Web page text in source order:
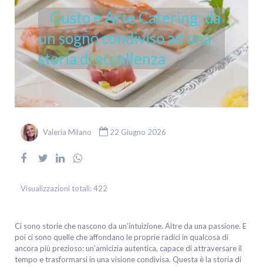
Gusto e Arte Catering: da
un sogno condiviso ad una
storia di eccellenza
Valeria Milano 22 Giugno 2026
Visualizzazioni totali:422
Ci sono storie che nascono da un’intuizione. Altre da una passione. E
poi ci sono quelle che affondano le proprie radici in qualcosa di
ancora più prezioso: un’amicizia autentica, capace di attraversare il
tempo e trasformarsi in una visione condivisa. Questa è la storia di